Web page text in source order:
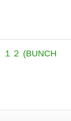
２ (BUNCH